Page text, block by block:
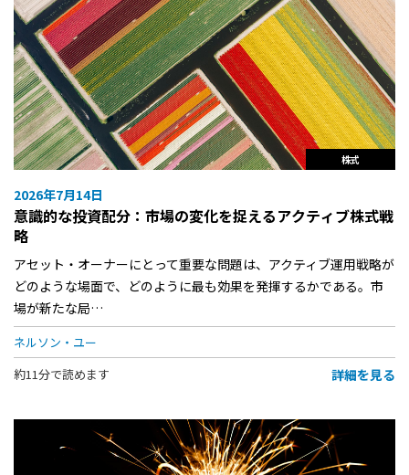
株式
2026年7月14日
意識的な投資配分：市場の変化を捉えるアクティブ株式戦
略
アセット・オーナーにとって重要な問題は、アクティブ運用戦略が
どのような場面で、どのように最も効果を発揮するかである。市
場が新たな局…
ネルソン・ユー
約11分で読めます
詳細を見る